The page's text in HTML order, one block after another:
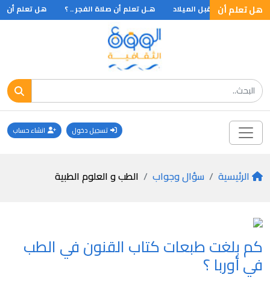
هل تعلم أن
44 قبل الميلاد هـل تعلم أن صلاة الفجر .. ؟ هل تعلم أن
تسجيل دخول انشاء حساب
الرئيسية سؤال وجواب الطب و العلوم الطبية
كم بلغت طبعات كتاب القنون في الطب
في أوربا ؟